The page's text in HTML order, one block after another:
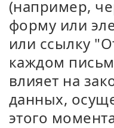
(например,
форму или
или ссылку
каждом
влияет на
данных,
этого